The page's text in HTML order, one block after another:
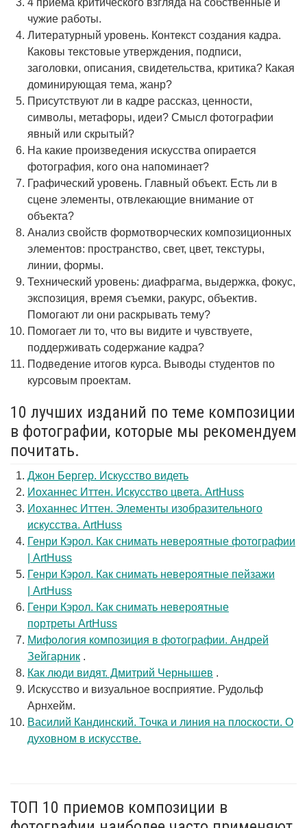
4 приема критического взгляда на собственные и
чужие работы.
Литературный уровень. Контекст создания кадра.
Каковы текстовые утверждения, подписи,
заголовки, описания, свидетельства, критика? Какая
доминирующая тема, жанр?
Присутствуют ли в кадре рассказ, ценности,
символы, метафоры, идеи? Смысл фотографии
явный или скрытый?
На какие произведения искусства опирается
фотография, кого она напоминает?
Графический уровень. Главный объект. Есть ли в
сцене элементы, отвлекающие внимание от
объекта?
Анализ свойств формотворческих композиционных
элементов: пространство, свет, цвет, текстуры,
линии, формы.
Технический уровень: диафрагма, выдержка, фокус,
экспозиция, время съемки, ракурс, объектив.
Помогают ли они раскрывать тему?
Помогает ли то, что вы видите и чувствуете,
поддерживать содержание кадра?
Подведение итогов курса. Выводы студентов по
курсовым проектам.
10 лучших изданий по теме композиции
в фотографии, которые мы рекомендуем
почитать.
Джон Бергер. Искусство видеть
Иоханнес Иттен. Искусство цвета. ArtHuss
Иоханнес Иттен. Элементы изобразительного
искусства. ArtHuss
Генри Кэрол. Как снимать невероятные фотографии
| ArtHuss
Генри Кэрол. Как снимать невероятные пейзажи
| ArtHuss
Генри Кэрол. Как снимать невероятные
портреты ArtHuss
Мифология композиция в фотографии. Андрей
Зейгарник .
Как люди видят. Дмитрий Чернышев .
Искусство и визуальное восприятие. Рудольф
Арнхейм.
Василий Кандинский. Точка и линия на плоскости. О
духовном в искусстве.
ТОП 10 приемов композиции в